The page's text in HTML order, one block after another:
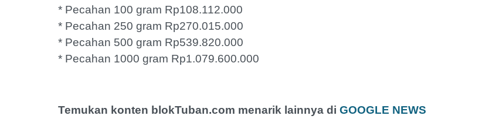
* Pecahan 100 gram Rp108.112.000
* Pecahan 250 gram Rp270.015.000
* Pecahan 500 gram Rp539.820.000
* Pecahan 1000 gram Rp1.079.600.000
Temukan konten blokTuban.com menarik lainnya di GOOGLE NEWS